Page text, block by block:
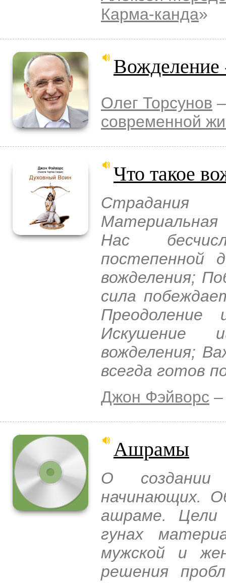
Карма-канда»
Вожделение
Олег Торсунов
современной
Что такое
Нас
постепенной
вожделения;
сила
Преодоление
Искушение
вожделения;
всегда готов
Джон Фэйворс
Ашрамы
О создании
начинающих.
ашраме. Цели
гунах
мужской и
решения